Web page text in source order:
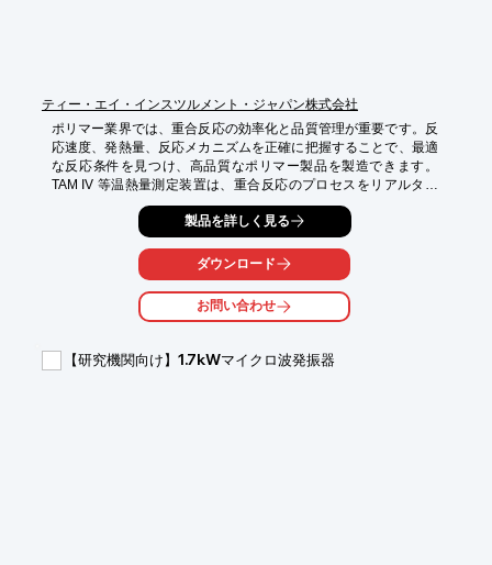
ティー・エイ・インスツルメント・ジャパン株式会社
ポリマー業界では、重合反応の効率化と品質管理が重要です。反
応速度、発熱量、反応メカニズムを正確に把握することで、最適
な反応条件を見つけ、高品質なポリマー製品を製造できます。
TAM IV 等温熱量測定装置は、重合反応のプロセスをリアルタイ
ムで連続的に測定し、これらの課題を解決します。
【活用シーン】
*   重合反応の最適化
*   反応速度の測定
*   発熱量の測定
*   反応メカニズムの解明
*   重合反応の効率化
製品を詳しく見る
ダウンロード
お問い合わせ
【研究機関向け】1.7kWマイクロ波発振器